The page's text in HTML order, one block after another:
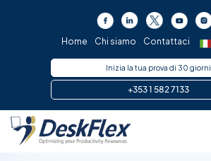
Home Chi siamo Contattaci
Inizia la tua prova di 30 giorni
+353 1 582 7133